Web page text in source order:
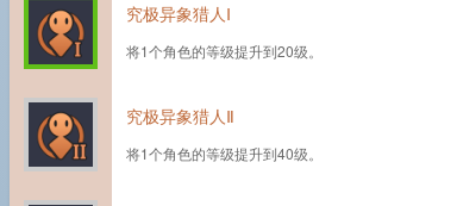
究极异象猎人Ⅰ
将1个角色的等级提升到20级。
究极异象猎人Ⅱ
将1个角色的等级提升到40级。